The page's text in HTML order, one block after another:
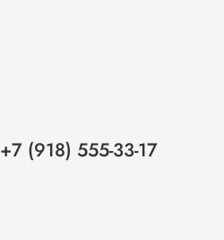
+7 (918) 555-33-17